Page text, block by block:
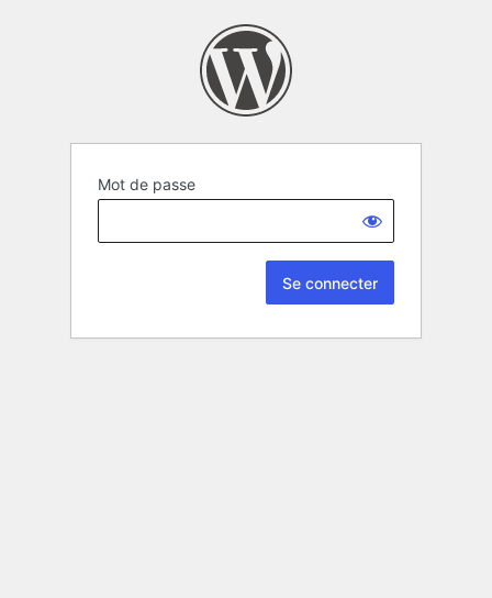
Mot de passe